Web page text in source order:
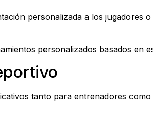
personalizada a los jugadores
personalizados basados en
tanto para entrenadores como